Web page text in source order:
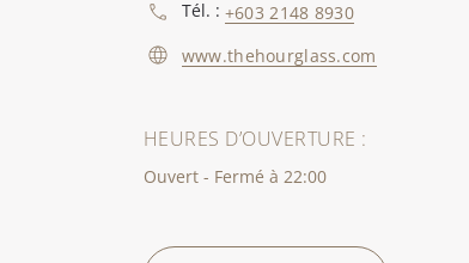
Tél. : +603 2148 8930
www.thehourglass.com
HEURES D’OUVERTURE :
Ouvert - Fermé à 22:00